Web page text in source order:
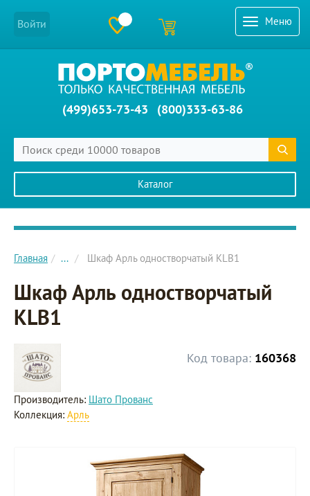
Меню
Войти
(499)653-73-43 (800)333-63-86
Каталог
Главное меню сайта
Главная ... Шкаф Арль одностворчатый KLB1
Шкаф Арль одностворчатый
KLB1
Код товара: 160368
Производитель: Шато Прованс
Коллекция: Арль